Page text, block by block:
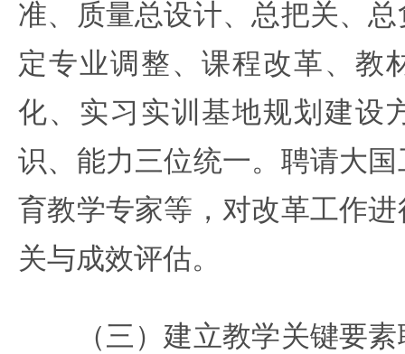
准、质量总设计、总把关、
定专业调整、课程改革、教
化、实习实训基地规划建设
识、能力三位统一。聘请大
育教学专家等，对改革工作
关与成效评估。
（三）建立教学关键要素